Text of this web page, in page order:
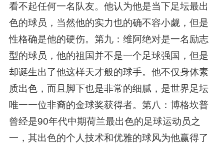
看不起任何一名队友。他认为他是当下足坛最出
色的球员，当然他的实力也的确不容小觑，但是
性格确是他的硬伤。第九：维阿绝对是一名励志
型的球员，他的祖国并不是一个足球强国，但是
却诞生出了他这样天才般的球手。他不仅身体素
质出色，而且脚下也是非常的细腻，是世界足坛
唯一一位非裔的金球奖获得者。第八：博格坎普
曾经是90年代中期荷兰最出色的足球运动员之
一，其出色的个人技术和优雅的球风为他赢得了